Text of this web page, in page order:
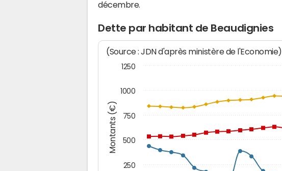
décembre.
Dette par habitant de Beaudignies
Montants (€)
(Source : JDN d'après ministère de l'Economie)
250
500
750
1000
1250